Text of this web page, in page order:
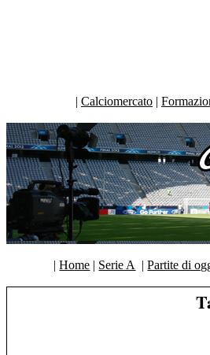
| Calciomercato |
|Home | Serie A |Partite di